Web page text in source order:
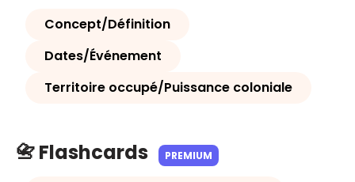
Concept/Définition
Dates/Événement
Territoire occupé/Puissance coloniale
📇 Flashcards PREMIUM